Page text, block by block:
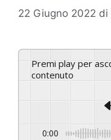
22 Giugno 2022 di
Premi play per ascoltare questo
contenuto
0:00